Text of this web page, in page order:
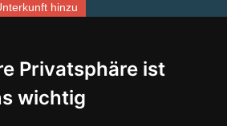
Privatsphäre ist
wichtig
hinzu